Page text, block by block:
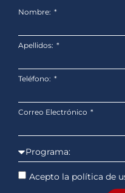
Nombre:
Apellidos:
Teléfono:
Correo Electrónico
Acepto la política de